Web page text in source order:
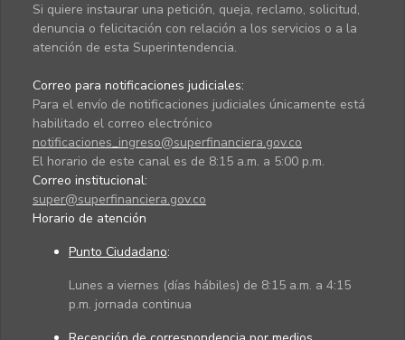
Si quiere instaurar una petición, queja, reclamo, solicitud,
denuncia o felicitación con relación a los servicios o a la
atención de esta Superintendencia.
Correo para notificaciones judiciales:
Para el envío de notificaciones judiciales únicamente está
habilitado el correo electrónico
notificaciones_ingreso@superfinanciera.gov.co
El horario de este canal es de 8:15 a.m. a 5:00 p.m.
Correo institucional:
super@superfinanciera.gov.co
Horario de atención
Punto Ciudadano:
Lunes a viernes (días hábiles) de 8:15 a.m. a 4:15
p.m. jornada continua